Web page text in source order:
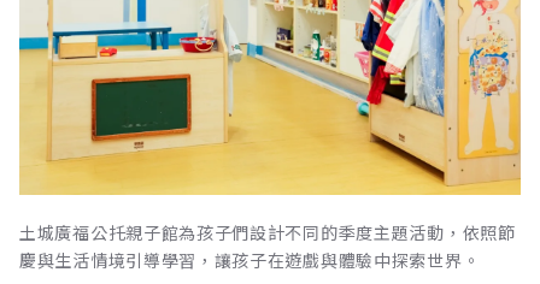
土城廣福公托親子館為孩子們設計不同的季度主題活動，依照節
慶與生活情境引導學習，讓孩子在遊戲與體驗中探索世界。